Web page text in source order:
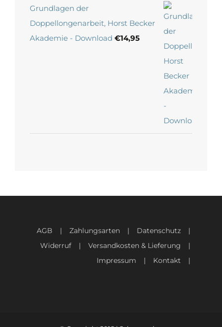
Grundlagen der
Doppellongenarbeit, Horst Becker
Akademie - Download €14,95
AGB Zahlungsarten
Datenschutz
Widerruf
Versandkosten & Lieferung
Impressum
Kontakt